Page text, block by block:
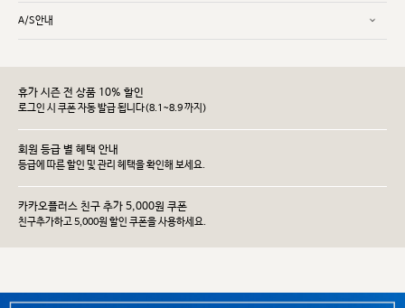
A/S안내
휴가 시즌 전 상품 10% 할인
로그인 시 쿠폰 자동 발급 됩니다(8.1~8.9 까지)
회원 등급 별 혜택 안내
등급에 따른 할인 및 관리 헤택을 확인해 보세요.
카카오플러스 친구 추가 5,000원 쿠폰
친구추가하고 5,000원 할인 쿠폰을 사용하세요.